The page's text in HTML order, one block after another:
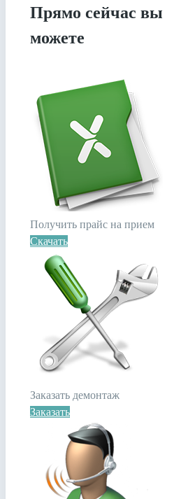
Прямо сейчас вы
можете
Получить прайс на прием
Скачать
Заказать демонтаж
Заказать